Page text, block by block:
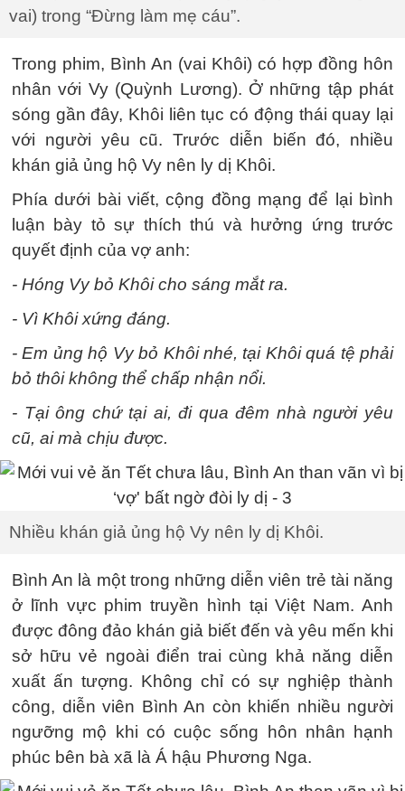
vai) trong “Đừng làm mẹ cáu”.
Trong phim, Bình An (vai Khôi) có hợp đồng hôn
nhân với Vy (Quỳnh Lương). Ở những tập phát
sóng gần đây, Khôi liên tục có động thái quay lại
với người yêu cũ. Trước diễn biến đó, nhiều
khán giả ủng hộ Vy nên ly dị Khôi.
Phía dưới bài viết, cộng đồng mạng để lại bình
luận bày tỏ sự thích thú và hưởng ứng trước
quyết định của vợ anh:
- Hóng Vy bỏ Khôi cho sáng mắt ra.
- Vì Khôi xứng đáng.
- Em ủng hộ Vy bỏ Khôi nhé, tại Khôi quá tệ phải
bỏ thôi không thể chấp nhận nổi.
- Tại ông chứ tại ai, đi qua đêm nhà người yêu
cũ, ai mà chịu được.
Nhiều khán giả ủng hộ Vy nên ly dị Khôi.
Bình An là một trong những diễn viên trẻ tài năng
ở lĩnh vực phim truyền hình tại Việt Nam. Anh
được đông đảo khán giả biết đến và yêu mến khi
sở hữu vẻ ngoài điển trai cùng khả năng diễn
xuất ấn tượng. Không chỉ có sự nghiệp thành
công, diễn viên Bình An còn khiến nhiều người
ngưỡng mộ khi có cuộc sống hôn nhân hạnh
phúc bên bà xã là Á hậu Phương Nga.